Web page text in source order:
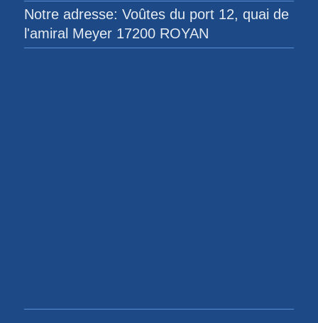
Notre adresse: Voûtes du port 12, quai de
l'amiral Meyer 17200 ROYAN